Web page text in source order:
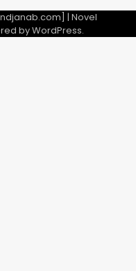
| Novel
byWordPress.